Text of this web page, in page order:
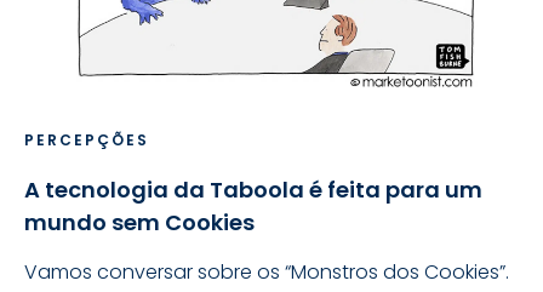
PERCEPÇÕES
A tecnologia da Taboola é feita para um
mundo sem Cookies
Vamos conversar sobre os “Monstros dos Cookies”.